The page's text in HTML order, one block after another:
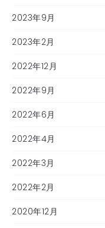
2023年9月
2023年2月
2022年12月
2022年9月
2022年6月
2022年4月
2022年3月
2022年2月
2020年12月